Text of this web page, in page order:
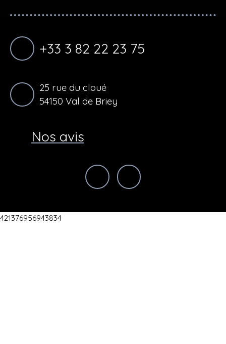
+33 3 82 22 23 75
25 rue du cloué
54150 Val de Briey
Nos avis
421376956943834